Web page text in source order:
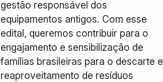
gestão responsável dos
equipamentos antigos. Com esse
edital, queremos contribuir para o
engajamento e sensibilização de
famílias brasileiras para o descarte e
reaproveitamento de resíduos